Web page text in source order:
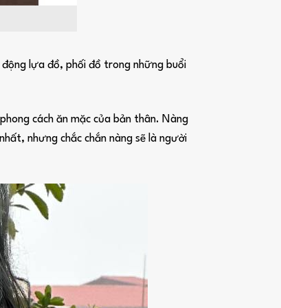
lựa đồ, phối đồ trong những buổi
cách ăn mặc của bản thân. Nàng
nhưng chắc chắn nàng sẽ là người